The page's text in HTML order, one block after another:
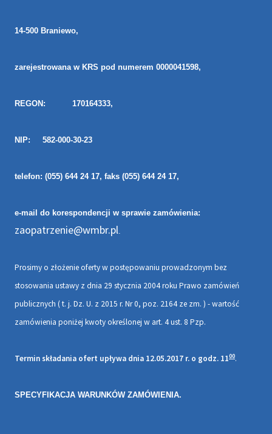
14-500 Braniewo,
zarejestrowana w KRS pod numerem 0000041598,
REGON: 170164333,
NIP: 582-000-30-23
telefon: (055) 644 24 17, faks (055) 644 24 17,
e-mail do korespondencji w sprawie zamówienia:
zaopatrzenie@wmbr.pl.
Prosimy o złożenie oferty w postępowaniu prowadzonym bez
stosowania ustawy z dnia 29 stycznia 2004 roku Prawo zamówień
publicznych ( t. j. Dz. U. z 2015 r. Nr 0, poz. 2164 ze zm. ) - wartość
zamówienia poniżej kwoty określonej w art. 4 ust. 8 Pzp.
Termin składania ofert upływa dnia 12.05.2017 r. o godz. 1100.
SPECYFIKACJA WARUNKÓW ZAMÓWIENIA.